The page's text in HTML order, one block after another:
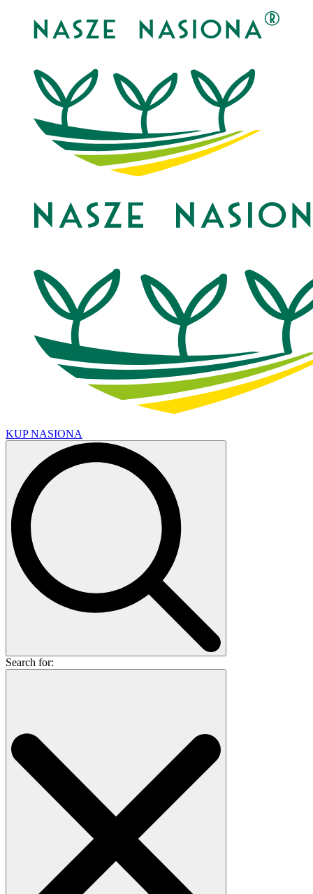
KUP NASIONA
Search for: